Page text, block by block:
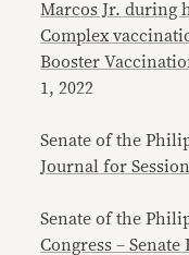
Marcos Jr. during
Complex
Booster
1, 2022
Senate of the
Journal for
Senate of the
Congress –